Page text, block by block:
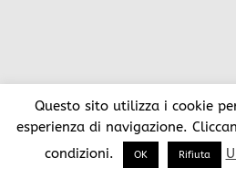
Questo sito utilizza i cookie
esperienza di navigazione.
condizioni.
OK Rifiuta